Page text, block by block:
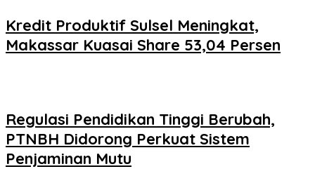
Kredit Produktif Sulsel Meningkat,
Makassar Kuasai Share 53,04 Persen
Regulasi Pendidikan Tinggi Berubah,
PTNBH Didorong Perkuat Sistem
Penjaminan Mutu